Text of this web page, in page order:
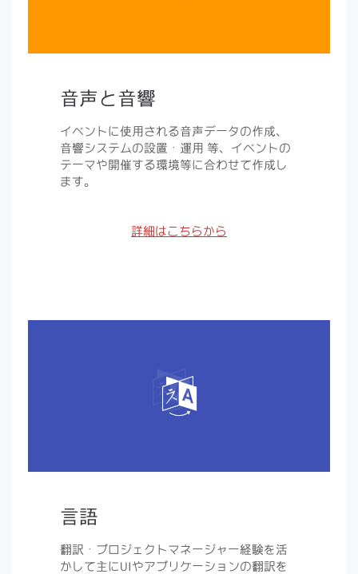
音声と音響
イベントに使用される音声データの作成、
音響システムの設置・運用 等、イベントの
テーマや開催する環境等に合わせて作成し
ます。
詳細はこちらから
言語
翻訳・プロジェクトマネージャー経験を活
かして主にUIやアプリケーションの翻訳を